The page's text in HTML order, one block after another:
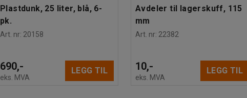
Plastdunk, 25 liter, blå, 6-
pk.
Art. nr: 20158
690,-
eks. MVA
LEGG TIL
Avdeler til lagerskuff, 115
mm
Art. nr: 22382
10,-
eks. MVA
LEGG TIL